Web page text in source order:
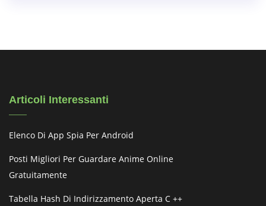
Articoli Interessanti
Elenco Di App Spia Per Android
Posti Migliori Per Guardare Anime Online
Gratuitamente
Tabella Hash Di Indirizzamento Aperta C ++